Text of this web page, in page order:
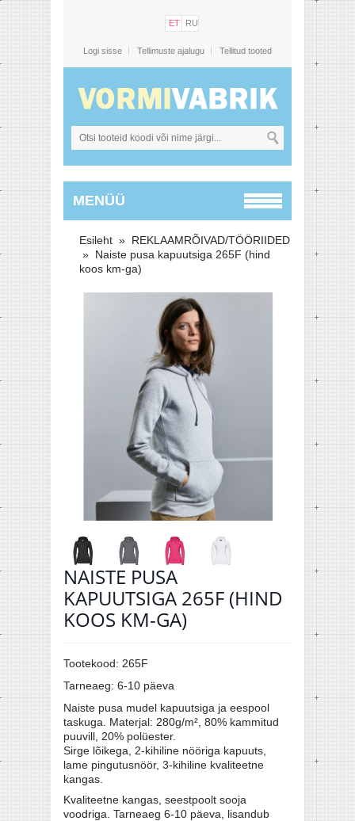
ET RU
Logi sisse Tellimuste ajalugu Tellitud tooted
MENÜÜ
Esileht » REKLAAMRÕIVAD/TÖÖRIIDED
» Naiste pusa kapuutsiga 265F (hind
koos km-ga)
NAISTE PUSA
KAPUUTSIGA 265F (HIND
KOOS KM-GA)
Tootekood: 265F
Tarneaeg: 6-10 päeva
Naiste pusa mudel kapuutsiga ja eespool
taskuga. Materjal: 280g/m², 80% kammitud
puuvill, 20% polüester.
Sirge lõikega, 2-kihiline nööriga kapuuts,
lame pingutusnöör, 3-kihiline kvaliteetne
kangas.
Kvaliteetne kangas, seestpoolt sooja
voodriga. Tarneaeg 6-10 päeva, lisandub